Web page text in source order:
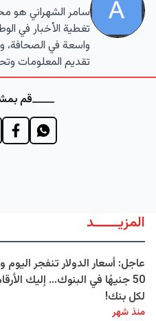
سامر الشهراني هو
تغطية الأخبار في
واسعة في الصحافة،
تقديم المعلومات
قم
المزيــــــد
عاجل: أسعار الدولار تنفجر
50 جنيهًا في البنوك... إليك
لكل بنك!
منذ شهر